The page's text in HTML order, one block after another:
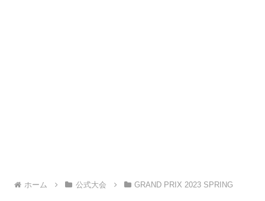
ホーム 公式大会 GRAND PRIX 2023 SPRING